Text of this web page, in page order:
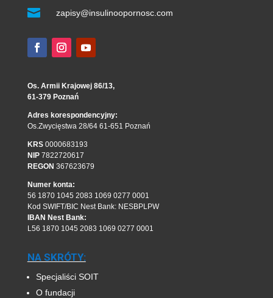
 zapisy@insulinoopornosc.com
Os. Armii Krajowej 86/13,
61-379 Poznań
Adres korespondencyjny:
Os.Zwycięstwa 28/64 61-651 Poznań
KRS0000683193
NIP7822720617
REGON 367623679
Numer konta:
56 1870 1045 2083 1069 0277 0001
Kod SWIFT/BIC Nest Bank: NESBPLPW
IBAN Nest Bank:
L56 1870 1045 2083 1069 0277 0001
NA SKRÓTY:
Specjaliści SOIT
O fundacji